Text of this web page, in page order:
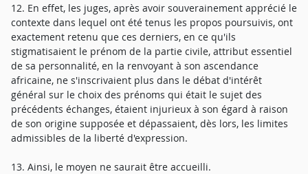
12. En effet, les juges, après avoir souverainement apprécié le
contexte dans lequel ont été tenus les propos poursuivis, ont
exactement retenu que ces derniers, en ce qu'ils
stigmatisaient le prénom de la partie civile, attribut essentiel
de sa personnalité, en la renvoyant à son ascendance
africaine, ne s'inscrivaient plus dans le débat d'intérêt
général sur le choix des prénoms qui était le sujet des
précédents échanges, étaient injurieux à son égard à raison
de son origine supposée et dépassaient, dès lors, les limites
admissibles de la liberté d'expression.
13. Ainsi, le moyen ne saurait être accueilli.